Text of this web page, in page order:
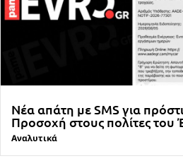
Νέα απάτη με SMS για
Προσοχή στους πολίτες του
Αναλυτικά